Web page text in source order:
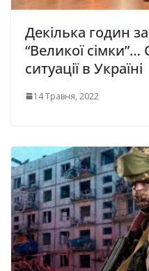
Декілька годин
“Великої
ситуації в Україні
14 Травня, 2022